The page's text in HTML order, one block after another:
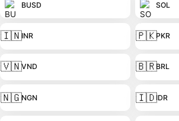
BUSD SOL
🇮🇳INR 🇵🇰PKR
🇻🇳VND 🇧🇷BRL
🇳🇬NGN 🇮🇩IDR